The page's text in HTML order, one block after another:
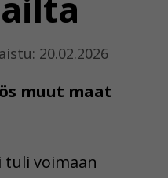
20.02.2026
muut maat
tuli voimaan